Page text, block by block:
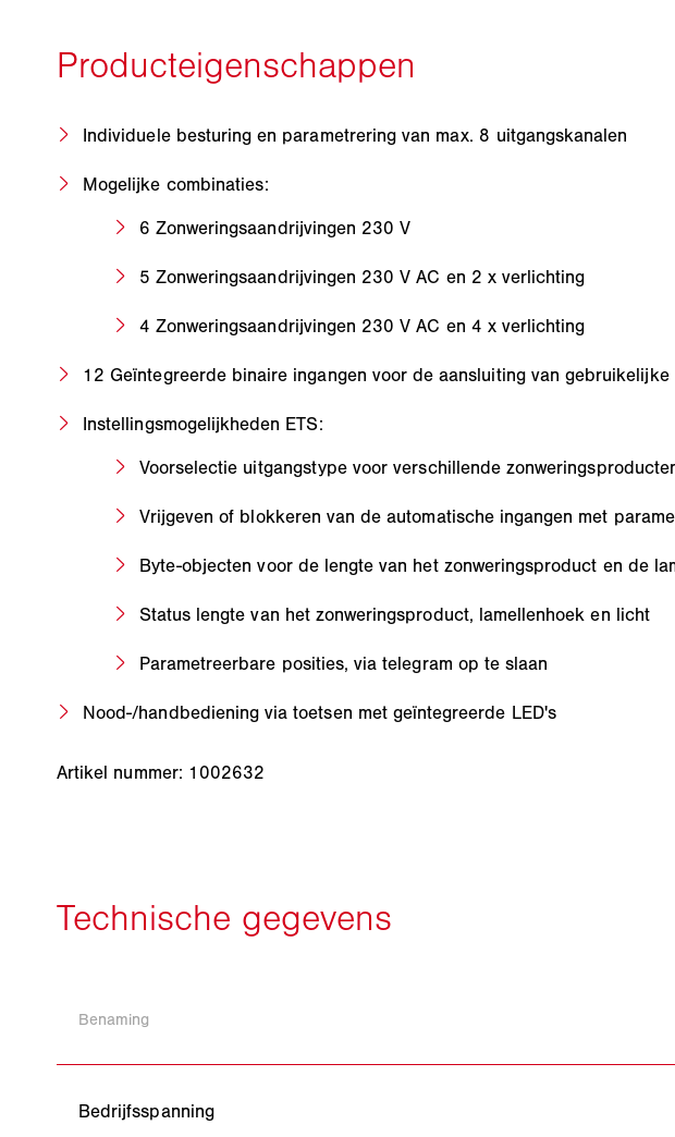
Individuele besturing en parametrering van max. 8 uitgangskanalen
Mogelijke combinaties:
6 Zonweringsaandrijvingen 230 V
5 Zonweringsaandrijvingen 230 V AC en 2 x verlichting
4 Zonweringsaandrijvingen 230 V AC en 4 x verlichting
12 Geïntegreerde binaire ingangen voor de aansluiting van
Instellingsmogelijkheden ETS:
Voorselectie uitgangstype voor verschillende
Vrijgeven of blokkeren van de automatische ingangen met
Byte-objecten voor de lengte van het zonweringsproduct en de
Status lengte van het zonweringsproduct, lamellenhoek en licht
Parametreerbare posities, via telegram op te slaan
Nood-/handbediening via toetsen met geïntegreerde LED's
Artikel nummer: 1002632
Benaming
Bedrijfsspanning